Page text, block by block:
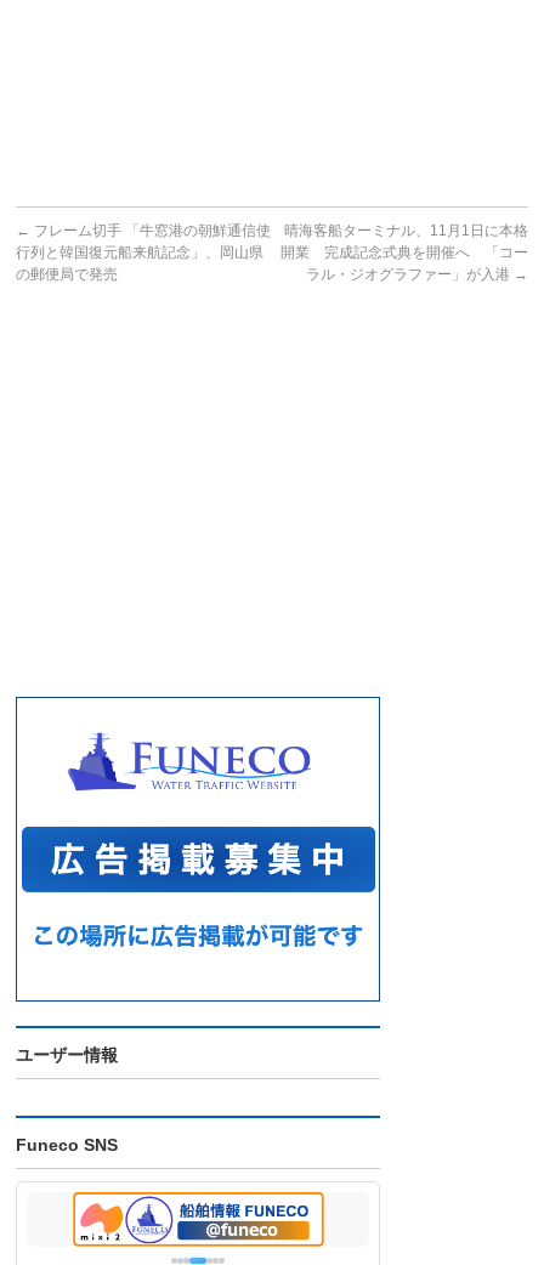
← フレーム切手 「牛窓港の朝鮮通信使
行列と韓国復元船来航記念」、岡山県
の郵便局で発売
晴海客船ターミナル、11月1日に本格
開業 完成記念式典を開催へ 「コー
ラル・ジオグラファー」が入港 →
ユーザー情報
Funeco SNS